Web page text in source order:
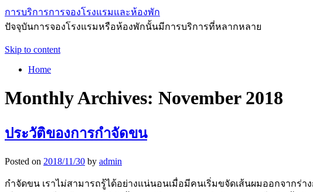
การบริการการจองโรงแรมและห้องพัก
ปัจจุบันการจองโรงแรมหรือห้องพักนั้นมีการบริการที่หลากหลาย
Skip to content
Home
Monthly Archives: November 2018
ประวัติของการกำจัดขน
Posted on 2018/11/30 by admin
กำจัดขน เราไม่สามารถรู้ได้อย่างแน่นอนเมื่อมีคนเริ่มขจัดเส้นผมออกจาก